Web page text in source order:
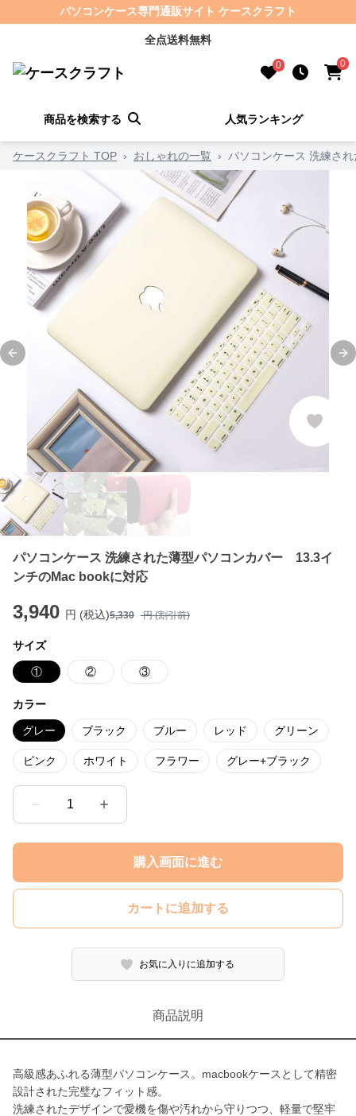
パソコンケース専門通販サイト ケースクラフト
全点送料無料
0 0
商品を検索する 人気ランキング
ケースクラフト TOP › おしゃれの一覧 › パソコンケース 洗練さ
Previous slide
パソコンケース 洗練された薄型パソコンカバー 13.3イ
ンチのMac bookに対応
3,940 円 (税込)5,330 円 (割引前)
サイズ
① ② ③
カラー
グレー ブラック ブルー レッド グリーン
ピンク ホワイト フラワー グレー+ブラック
1
購入画面に進む
カートに追加する
お気に入りに追加する
商品説明
高級感あふれる薄型パソコンケース。macbookケースとして精密
設計された完璧なフィット感。
洗練されたデザインで愛機を傷や汚れから守りつつ、軽量で堅牢